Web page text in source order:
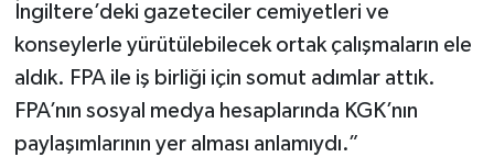
İngiltere’deki gazeteciler cemiyetleri ve
konseylerle yürütülebilecek ortak çalışmaların ele
aldık. FPA ile iş birliği için somut adımlar attık.
FPA’nın sosyal medya hesaplarında KGK’nın
paylaşımlarının yer alması anlamıydı.”